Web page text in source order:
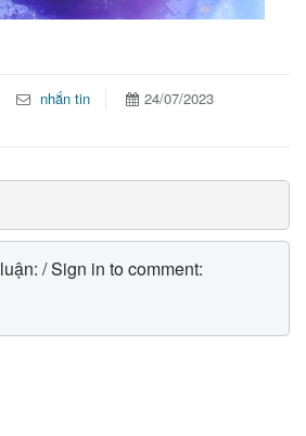
nhắn tin
24/07/2023
/ Sign in to comment: